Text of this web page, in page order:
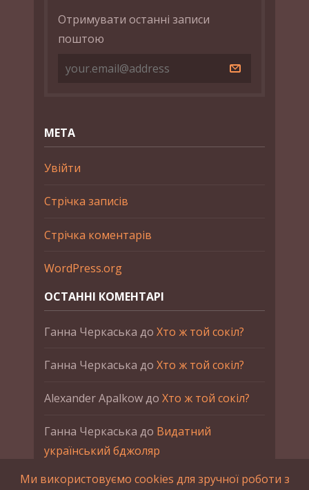
Отримувати останні записи
поштою
МЕТА
Увійти
Стрічка записів
Стрічка коментарів
WordPress.org
ОСТАННІ КОМЕНТАРІ
Ганна Черкаська до Хто ж той сокіл?
Ганна Черкаська до Хто ж той сокіл?
Alexander Apalkowдо Хто ж той сокіл?
Ганна Черкаська до Видатний
український бджоляр
Ганна ЧеркаськадоПетро Франко
Ми використовуємо cookies для зручної роботи з